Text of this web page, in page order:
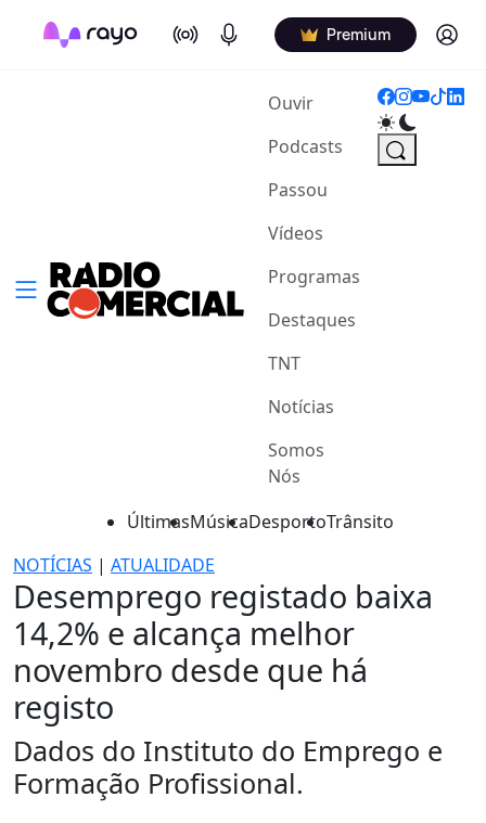
On Air Podcasts Premium Log in
Ouvir(current)
Podcasts
Passou
Vídeos
Programas
Destaques
TNT
Notícias
Somos
Nós
ÚltimasMúsicaDesportoTrânsito
NOTÍCIAS | ATUALIDADE
Desemprego registado baixa
14,2% e alcança melhor
novembro desde que há
registo
Dados do Instituto do Emprego e
Formação Profissional.